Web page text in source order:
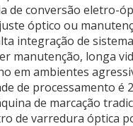
de conversão eletro-
óptico ou
integração de
manutenção, longa
em ambientes
de processamento é
de marcação
de varredura óptica